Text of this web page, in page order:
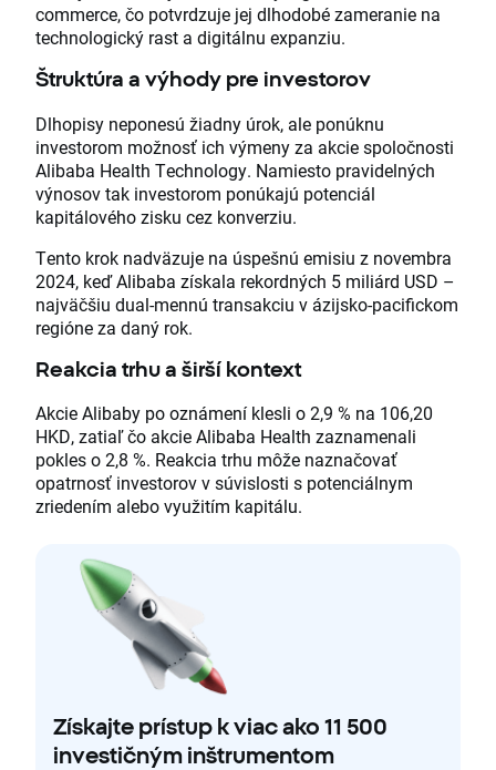
commerce, čo potvrdzuje jej dlhodobé zameranie na
technologický rast a digitálnu expanziu.
Štruktúra a výhody pre investorov
Dlhopisy neponesú žiadny úrok, ale ponúknu
investorom možnosť ich výmeny za akcie spoločnosti
Alibaba Health Technology. Namiesto pravidelných
výnosov tak investorom ponúkajú potenciál
kapitálového zisku cez konverziu.
Tento krok nadväzuje na úspešnú emisiu z novembra
2024, keď Alibaba získala rekordných 5 miliárd USD –
najväčšiu dual-mennú transakciu v ázijsko-pacifickom
regióne za daný rok.
Reakcia trhu a širší kontext
Akcie Alibaby po oznámení klesli o 2,9 % na 106,20
HKD, zatiaľ čo akcie Alibaba Health zaznamenali
pokles o 2,8 %. Reakcia trhu môže naznačovať
opatrnosť investorov v súvislosti s potenciálnym
zriedením alebo využitím kapitálu.
Získajte prístup k viac ako 11 500
investičným inštrumentom